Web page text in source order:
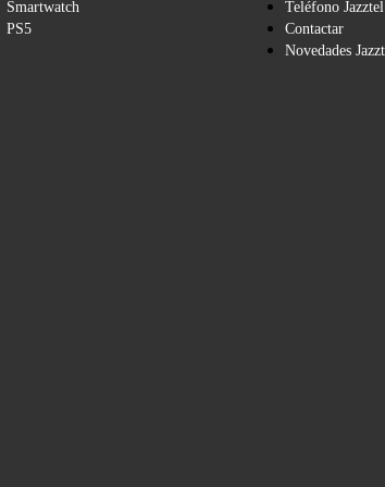
Smartwatch
PS5
Teléfono Jazztel
Contactar
Novedades